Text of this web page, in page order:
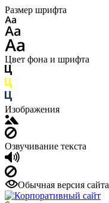
Размер шрифта
Цвет фона и шрифта
Изображения
Озвучивание текста
Обычная версия сайта